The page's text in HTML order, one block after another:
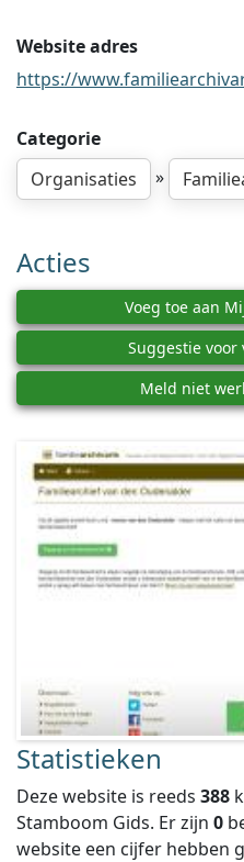
Website adres
https://
Categorie
Organisaties
»
Acties
Voeg toe aan
Suggestie
Meld niet
Statistieken
Deze website is reeds 388
Stamboom Gids. Er zijn 0
website een cijfer hebben